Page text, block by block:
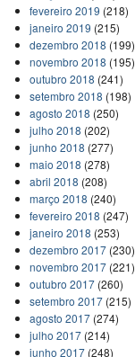
fevereiro 2019 (218)
janeiro 2019 (215)
dezembro 2018 (199)
novembro 2018 (195)
outubro 2018 (241)
setembro 2018 (198)
agosto 2018 (250)
julho 2018 (202)
junho 2018 (277)
maio 2018 (278)
abril 2018 (208)
março 2018 (240)
fevereiro 2018 (247)
janeiro 2018 (253)
dezembro 2017(230)
novembro 2017(221)
outubro 2017(260)
setembro 2017(215)
agosto 2017(274)
julho 2017(214)
junho 2017(248)